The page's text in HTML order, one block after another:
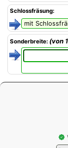
Schlossfräsung:
Sonderbreite: (von